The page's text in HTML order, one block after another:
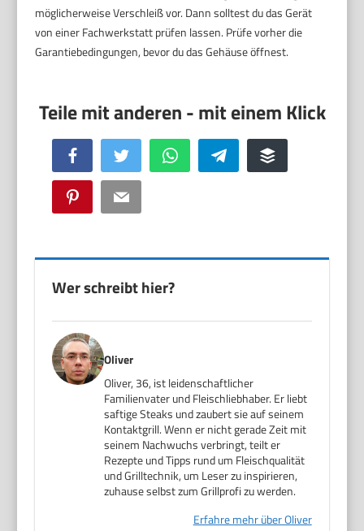
möglicherweise Verschleiß vor. Dann solltest du das Gerät
von einer Fachwerkstatt prüfen lassen. Prüfe vorher die
Garantiebedingungen, bevor du das Gehäuse öffnest.
Facebook Twitter WhatsApp Telegram Buffer
Pinterest Email
Wer schreibt hier?
Oliver
Oliver, 36, ist leidenschaftlicher
Familienvater und Fleischliebhaber. Er liebt
saftige Steaks und zaubert sie auf seinem
Kontaktgrill. Wenn er nicht gerade Zeit mit
seinem Nachwuchs verbringt, teilt er
Rezepte und Tipps rund um Fleischqualität
und Grilltechnik, um Leser zu inspirieren,
zuhause selbst zum Grillprofi zu werden.
Erfahre mehr über Oliver